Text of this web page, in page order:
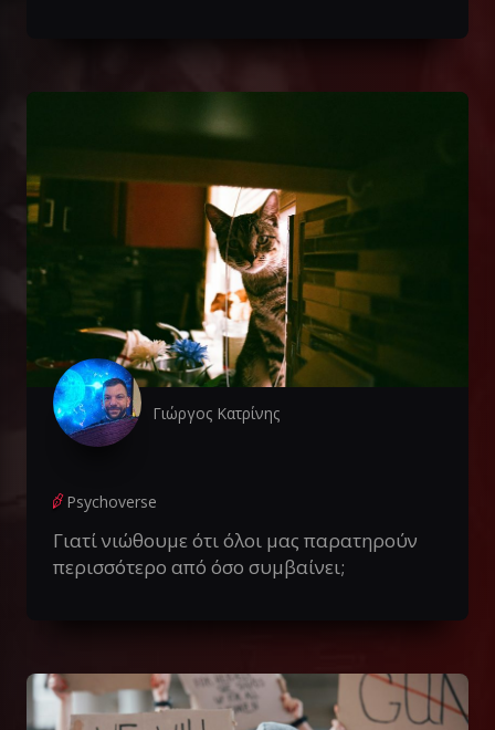
Γιώργος Κατρίνης
Psychoverse
Γιατί νιώθουμε ότι όλοι μας παρατηρούν
περισσότερο από όσο συμβαίνει;